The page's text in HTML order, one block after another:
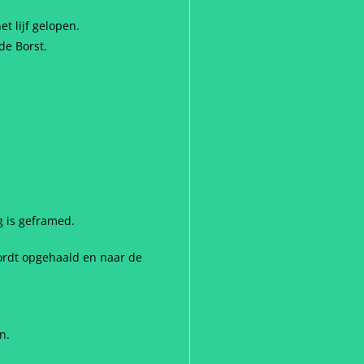
lijf gelopen.
Borst.
is geframed.
opgehaald en naar de